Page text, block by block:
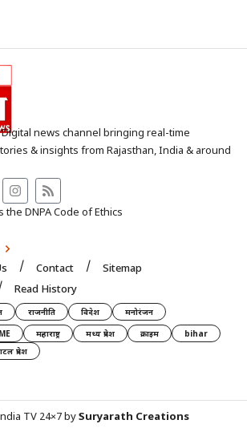
news channel bringing real-time
& insights from Rajasthan, India & around
DNPA Code of Ethics
Contact
Sitemap
Read History
राजनीति विदेश
मनोरंजन
महाराष्ट्र मध्य प्रदेश क्राइम
bihar
प्रदेश
TV 24×7 bySuryarath Creations